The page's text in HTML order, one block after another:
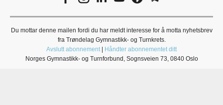
Du mottar denne mailen fordi du har meldt interesse for å motta nyhetsbrev
fra Trøndelag Gymnastikk- og Turnkrets.
Avslutt abonnement|
Håndter abonnementet ditt
Norges Gymnastikk- og Turnforbund, Sognsveien 73, 0840 Oslo